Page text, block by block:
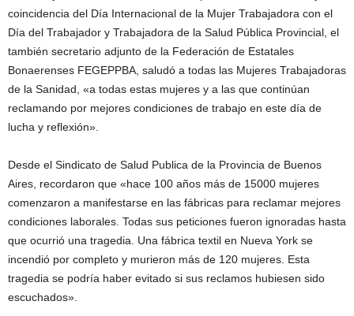
coincidencia del Día Internacional de la Mujer Trabajadora con el
Día del Trabajador y Trabajadora de la Salud Pública Provincial, el
también secretario adjunto de la Federación de Estatales
Bonaerenses FEGEPPBA, saludó a todas las Mujeres Trabajadoras
de la Sanidad, «a todas estas mujeres y a las que continúan
reclamando por mejores condiciones de trabajo en este día de
lucha y reflexión».
Desde el Sindicato de Salud Publica de la Provincia de Buenos
Aires, recordaron que «hace 100 años más de 15000 mujeres
comenzaron a manifestarse en las fábricas para reclamar mejores
condiciones laborales. Todas sus peticiones fueron ignoradas hasta
que ocurrió una tragedia. Una fábrica textil en Nueva York se
incendió por completo y murieron más de 120 mujeres. Esta
tragedia se podría haber evitado si sus reclamos hubiesen sido
escuchados».